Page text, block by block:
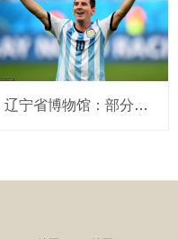
辽宁省博物馆：部分明清瓷器欣赏